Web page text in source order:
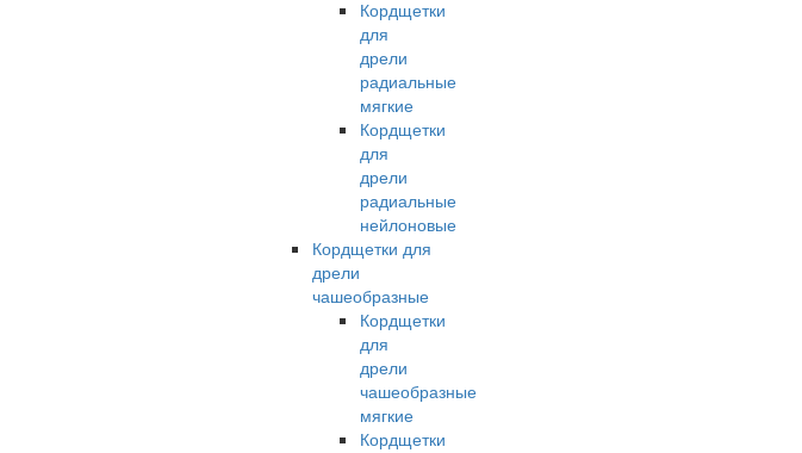
Кордщетки
для
дрели
радиальные
мягкие
Кордщетки
для
дрели
радиальные
нейлоновые
Кордщетки для
дрели
чашеобразные
Кордщетки
для
дрели
чашеобразные
мягкие
Кордщетки